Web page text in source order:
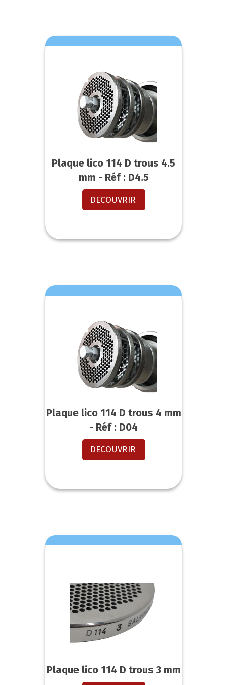
Plaque lico 114 D trous 4.5
mm - Réf : D4.5
DECOUVRIR
Plaque lico 114 D trous 4 mm
- Réf : D04
DECOUVRIR
Plaque lico 114 D trous 3 mm